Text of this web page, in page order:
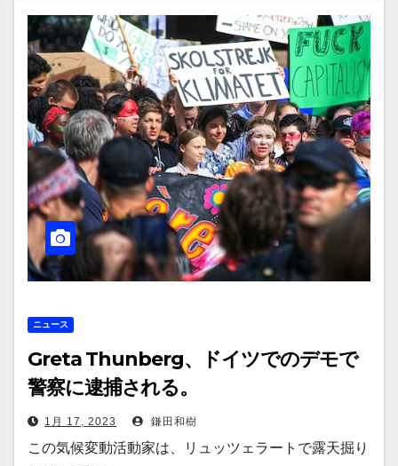
ニュース
Greta Thunberg、ドイツでのデモで
警察に逮捕される。
1月 17, 2023 鎌田和樹
この気候変動活動家は、リュッツェラートで露天掘り